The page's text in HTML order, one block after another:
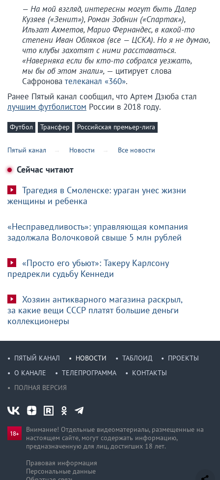
— На мой взгляд, интересны могут быть Далер
Кузяев («Зенит»), Роман Зобнин («Спартак»),
Ильзат Ахметов, Марио Фернандес, в какой-то
степени Иван Обляков (все — ЦСКА). Но я не думаю,
что клубы захотят с ними расставаться.
«Наверняка если бы кто-то собрался уезжать,
мы бы об этом знали», — цитирует слова
Сафронова телеканал «360».
Ранее Пятый канал сообщил, что Артем Дзюба стал
лучшим футболистом России в 2018 году.
Футбол Трансфер Российская премьер-лига
Пятый канал Новости Все новости
Сейчас читают
Трагедия в Смоленске: ураган унес жизни
женщины и ребенка
«Несправедливость»: управляющая компания
задолжала Волочковой свыше 5 млн рублей
«Просто его убьют»: Такеру Карлсону
предрекли судьбу Кеннеди
Хозяин антикварного магазина раскрыл,
за какие вещи СССР платят большие деньги
коллекционеры
ПЯТЫЙ КАНАЛ НОВОСТИ ТАБЛОИД
ПРОЕКТЫ
О КАНАЛЕ
ТЕЛЕПРОГРАММА
КОНТАКТЫ
ПОЛНАЯ ВЕРСИЯ
Внимание! Отдельные видеоматериалы, размещенные на
настоящем сайте, могут содержать информацию,
предназначен­ную для лиц, достигших 18 лет.
Правовая информация
Персональные данные